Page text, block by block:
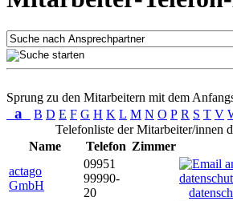
Sprung zu den Mitarbeitern mit dem
a B D E F G H K L M N O P R S T V
Telefonliste der Mitarbeiter/innen
Name
Telefon Zimmer
actago
GmbH
09951
99990-
20